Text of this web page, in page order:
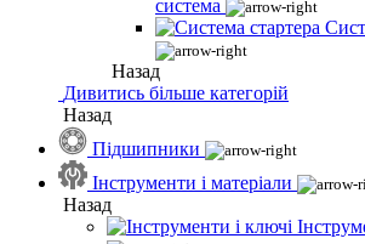
система
Назад
Дивитись більше категорій
Назад
Підшипники
Інструменти і матеріали
Назад